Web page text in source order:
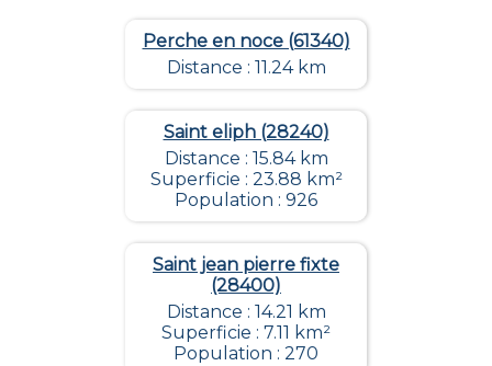
Perche en noce (61340)
Distance : 11.24 km
Saint eliph (28240)
Distance : 15.84 km
Superficie : 23.88 km²
Population : 926
Saint jean pierre fixte
(28400)
Distance : 14.21 km
Superficie : 7.11 km²
Population : 270